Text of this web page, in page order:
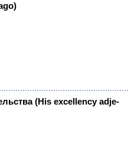
(His excellency adje-